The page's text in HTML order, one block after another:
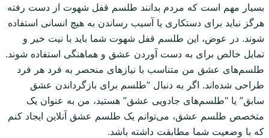
بسیار مهم است که مردم بدانند طلسم قفل شهوت از دست رفته
هرگز نباید برای دستکاری یا آسیب رساندن به هیچ انسانی استفاده
شوند. در عوض، این طلسم قفل شهوت شما باید با نیت خیر و
تمایل خالص برای به دست آوردن عشق و هماهنگی استفاده شوند.
طلسم‌های عشق من متناسب با نیازهای منحصر به فرد هر فرد
طراحی شده‌اند. اگر به دنبال “طلسم برای بازگرداندن عشق
سابق” یا “طلسم‌های جادویی عشق” هستید، من به عنوان یک
متخصص طلسم عشق، می‌توانم یک طلسم عشق آنلاین ایجاد کنم
که با وضعیت شما مطابقت داشته باشد.